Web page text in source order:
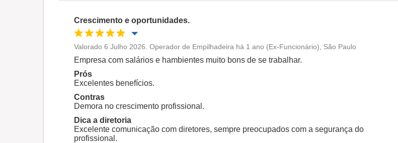
Crescimento e oportunidades.
Oportunidade de promoção
Ambiente de trabalho
Conciliação com a vida familiar
Recomenda esta empresa
Valorado 6 Julho 2026. Operador de Empilhadeira há 1 ano (Ex-Funcionário), São Paulo
Empresa com salários e hambientes muito bons de se trabalhar.
Prós
Excelentes benefícios.
Contras
Demora no crescimento profissional.
Dica a diretoria
Excelente comunicação com diretores, sempre preocupados com a segurança do
profissional.